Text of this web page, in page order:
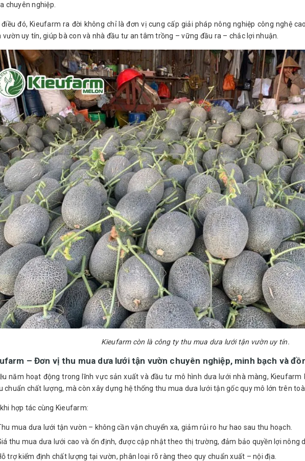
chuyên nghiệp.
điều đó, Kieufarm ra đời không chỉ là đơn vị cung cấp giải pháp nông nghiệp công nghệ
vườn uy tín, giúp bà con và nhà đầu tư an tâm trồng – vững đầu ra – chắc lợi nhuận.
Kieufarm còn là công ty thu mua dưa lưới tận vườn uy tín.
– Đơn vị thu mua dưa lưới tận vườn chuyên nghiệp, minh bạch và
năm hoạt động trong lĩnh vực sản xuất và đầu tư mô hình dưa lưới nhà màng, Kieufarm
chuẩn chất lượng, mà còn xây dựng hệ thống thu mua dưa lưới tận gốc quy mô lớn trên
hợp tác cùng Kieufarm:
mua dưa lưới tận vườn – không cần vận chuyển xa, giảm rủi ro hư hao sau thu hoạch.
thu mua dưa lưới cao và ổn định, được cập nhật theo thị trường, đảm bảo quyền lợi nông
trợ kiểm định chất lượng tại vườn, phân loại rõ ràng theo quy chuẩn xuất – nội địa.